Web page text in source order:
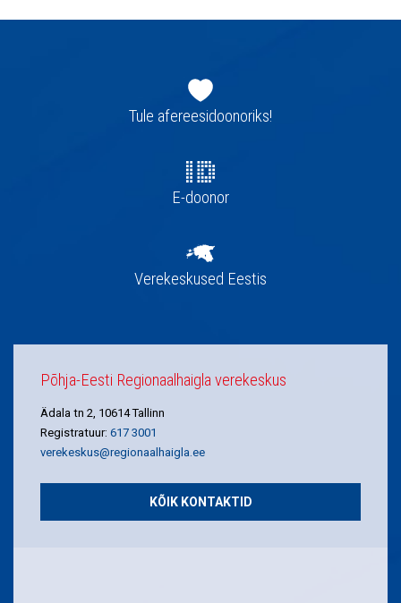
navigatsioonTule afereesidoonoriks!
E-doonor
Verekeskused Eestis
Põhja-Eesti Regionaalhaigla verekeskus
Ädala tn 2, 10614 Tallinn
Registratuur: 617 3001
verekeskus@regionaalhaigla.ee
KÕIK KONTAKTID